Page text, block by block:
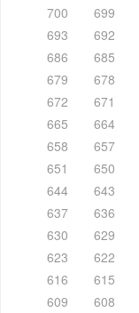
700 699
693
692
686
685
679
678
672
671
665
664
658
657
651
650
644
643
637
636
630
629
623
622
616
615
609
608